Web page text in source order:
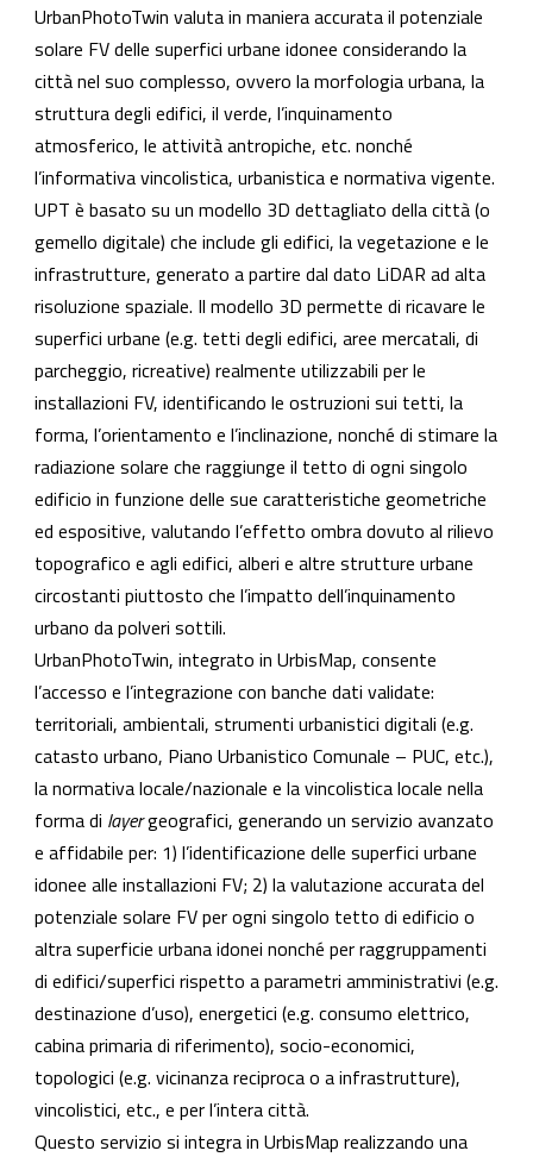
UrbanPhotoTwin valuta in maniera accurata il potenziale
solare FV delle superfici urbane idonee considerando la
città nel suo complesso, ovvero la morfologia urbana, la
struttura degli edifici, il verde, l’inquinamento
atmosferico, le attività antropiche, etc. nonché
l’informativa vincolistica, urbanistica e normativa vigente.
UPT è basato su un modello 3D dettagliato della città (o
gemello digitale) che include gli edifici, la vegetazione e le
infrastrutture, generato a partire dal dato LiDAR ad alta
risoluzione spaziale. Il modello 3D permette di ricavare le
superfici urbane (e.g. tetti degli edifici, aree mercatali, di
parcheggio, ricreative) realmente utilizzabili per le
installazioni FV, identificando le ostruzioni sui tetti, la
forma, l’orientamento e l’inclinazione, nonché di stimare la
radiazione solare che raggiunge il tetto di ogni singolo
edificio in funzione delle sue caratteristiche geometriche
ed espositive, valutando l’effetto ombra dovuto al rilievo
topografico e agli edifici, alberi e altre strutture urbane
circostanti piuttosto che l’impatto dell’inquinamento
urbano da polveri sottili.
UrbanPhotoTwin, integrato in UrbisMap, consente
l’accesso e l’integrazione con banche dati validate:
territoriali, ambientali, strumenti urbanistici digitali (e.g.
catasto urbano, Piano Urbanistico Comunale – PUC, etc.),
la normativa locale/nazionale e la vincolistica locale nella
forma di layergeografici, generando un servizio avanzato
e affidabile per: 1) l’identificazione delle superfici urbane
idonee alle installazioni FV; 2) la valutazione accurata del
potenziale solare FV per ogni singolo tetto di edificio o
altra superficie urbana idonei nonché per raggruppamenti
di edifici/superfici rispetto a parametri amministrativi (e.g.
destinazione d’uso), energetici (e.g. consumo elettrico,
cabina primaria di riferimento), socio-economici,
topologici (e.g. vicinanza reciproca o a infrastrutture),
vincolistici, etc., e per l’intera città.
Questo servizio si integra in UrbisMap realizzando una